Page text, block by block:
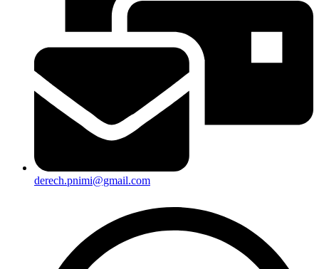
derech.pnimi@gmail.com